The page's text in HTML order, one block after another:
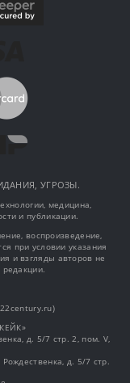
УГРОЗЫ.
медицина,
и публикации.
воспроизведение,
при условии указания
и взгляды авторов не
редакции.
д. 5/7 стр. 2, пом. V,
д. 5/7 стр.